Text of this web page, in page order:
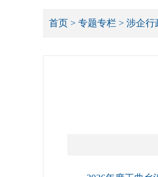
首页 > 专题专栏 > 涉企行